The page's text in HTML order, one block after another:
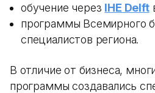
обучение через IHE Delft
программы Всемирного
специалистов региона.
В отличие от бизнеса,
программы создавались